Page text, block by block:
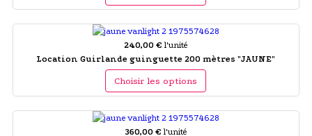
240,00 € l'unité
Location Guirlande guinguette 200 mètres "JAUNE"
Choisir les options
360,00 € l'unité